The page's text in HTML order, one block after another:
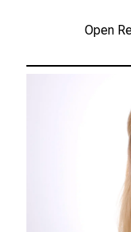
Open